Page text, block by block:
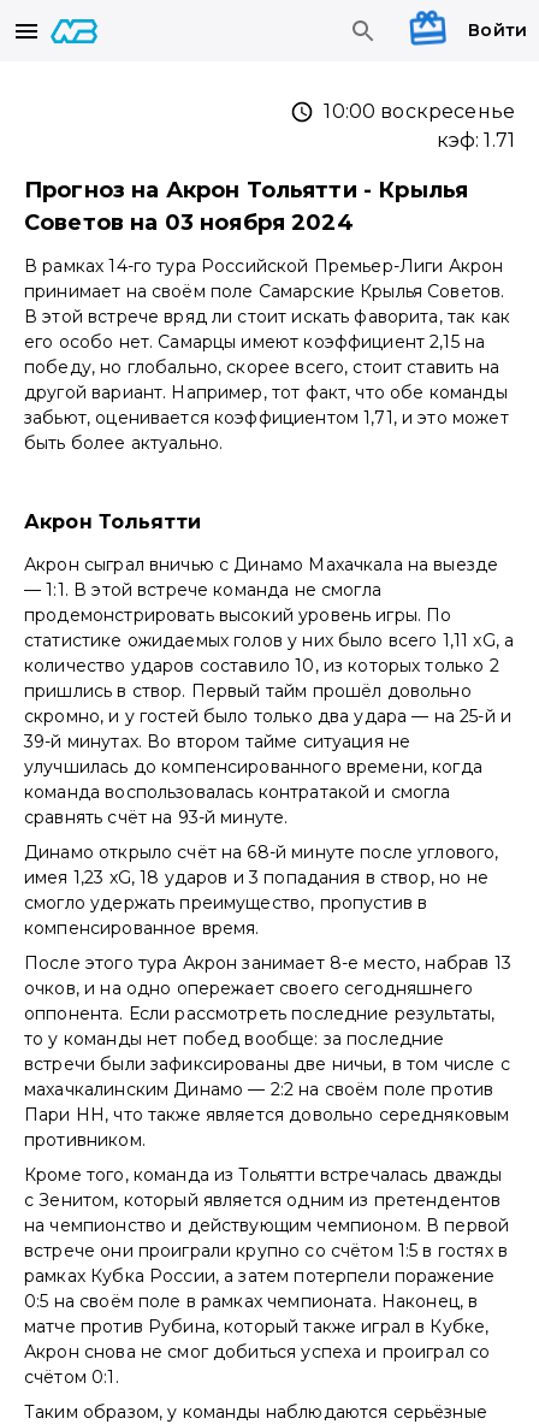
Войти
10:00 воскресенье
кэф:1.71
Прогноз на Акрон Тольятти - Крылья
Советов на 03 ноября 2024
В рамках 14-го тура Российской Премьер-Лиги Акрон
принимает на своём поле Самарские Крылья Советов.
В этой встрече вряд ли стоит искать фаворита, так как
его особо нет. Самарцы имеют коэффициент 2,15 на
победу, но глобально, скорее всего, стоит ставить на
другой вариант. Например, тот факт, что обе команды
забьют, оценивается коэффициентом 1,71, и это может
быть более актуально.
Акрон Тольятти
Акрон сыграл вничью с Динамо Махачкала на выезде
— 1:1. В этой встрече команда не смогла
продемонстрировать высокий уровень игры. По
статистике ожидаемых голов у них было всего 1,11 xG, а
количество ударов составило 10, из которых только 2
пришлись в створ. Первый тайм прошёл довольно
скромно, и у гостей было только два удара — на 25-й и
39-й минутах. Во втором тайме ситуация не
улучшилась до компенсированного времени, когда
команда воспользовалась контратакой и смогла
сравнять счёт на 93-й минуте.
Динамо открыло счёт на 68-й минуте после углового,
имея 1,23 xG, 18 ударов и 3 попадания в створ, но не
смогло удержать преимущество, пропустив в
компенсированное время.
После этого тура Акрон занимает 8-е место, набрав 13
очков, и на одно опережает своего сегодняшнего
оппонента. Если рассмотреть последние результаты,
то у команды нет побед вообще: за последние
встречи были зафиксированы две ничьи, в том числе с
махачкалинским Динамо — 2:2 на своём поле против
Пари НН, что также является довольно середняковым
противником.
Кроме того, команда из Тольятти встречалась дважды
с Зенитом, который является одним из претендентов
на чемпионство и действующим чемпионом. В первой
встрече они проиграли крупно со счётом 1:5 в гостях в
рамках Кубка России, а затем потерпели поражение
0:5 на своём поле в рамках чемпионата. Наконец, в
матче против Рубина, который также играл в Кубке,
Акрон снова не смог добиться успеха и проиграл со
счётом 0:1.
Таким образом, у команды наблюдаются серьёзные